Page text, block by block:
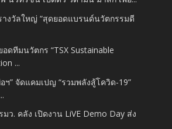
างวัลใหญ่ “สุดยอดแบรนด์นวัตกรรมดี
ดทีมนวัตกร “TSX Sustainable
...
ฯ” จัดแคมเปญ “รวมพลังสู้โควิด-19”
มว. คลัง เปิดงาน LiVE Demo Day ส่ง